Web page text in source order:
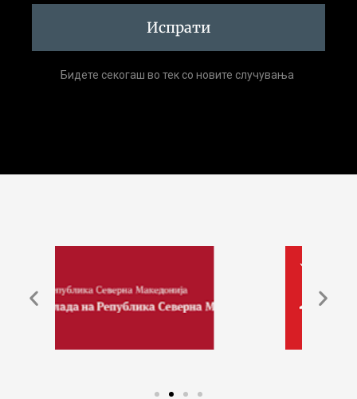
Испрати
Бидете секогаш во тек со новите случувања